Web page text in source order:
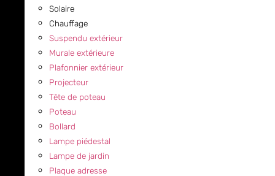
Solaire
Chauffage
Suspendu extérieur
Murale extérieure
Plafonnier extérieur
Projecteur
Tête de poteau
Poteau
Bollard
Lampe piédestal
Lampe de jardin
Plaque adresse